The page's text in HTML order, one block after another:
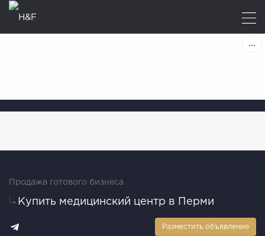
Продажа готового бизнеса
Купить медицинский центр в Перми
Разместить объявление